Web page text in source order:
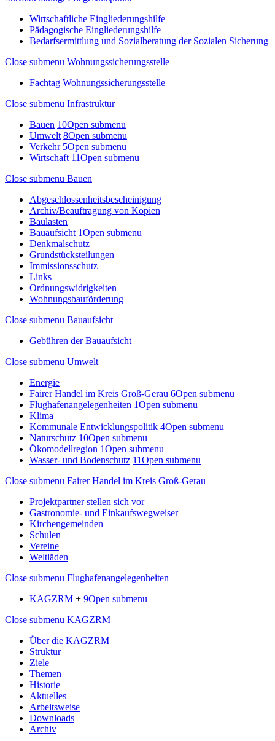
Wirtschaftliche Eingliederungshilfe
Pädagogische Eingliederungshilfe
Bedarfsermittlung und Sozialberatung der Sozialen Sicherung
Close submenu Wohnungssicherungsstelle
Fachtag Wohnungssicherungsstelle
Close submenu Infrastruktur
Bauen 10Open submenu
Umwelt 8Open submenu
Verkehr 5Open submenu
Wirtschaft 11Open submenu
Close submenu Bauen
Abgeschlossenheitsbescheinigung
Archiv/Beauftragung von Kopien
Baulasten
Bauaufsicht 1Open submenu
Denkmalschutz
Grundstücksteilungen
Immissionsschutz
Links
Ordnungswidrigkeiten
Wohnungsbauförderung
Close submenu Bauaufsicht
Gebühren der Bauaufsicht
Close submenu Umwelt
Energie
Fairer Handel im Kreis Groß-Gerau 6Open submenu
Flughafenangelegenheiten 1Open submenu
Klima
Kommunale Entwicklungspolitik 4Open submenu
Naturschutz 10Open submenu
Ökomodellregion 1Open submenu
Wasser- und Bodenschutz 11Open submenu
Close submenu Fairer Handel im Kreis Groß-Gerau
Projektpartner stellen sich vor
Gastronomie- und Einkaufswegweiser
Kirchengemeinden
Schulen
Vereine
Weltläden
Close submenu Flughafenangelegenheiten
KAGZRM + 9Open submenu
Close submenu KAGZRM
Über die KAGZRM
Struktur
Ziele
Themen
Historie
Aktuelles
Arbeitsweise
Downloads
Archiv